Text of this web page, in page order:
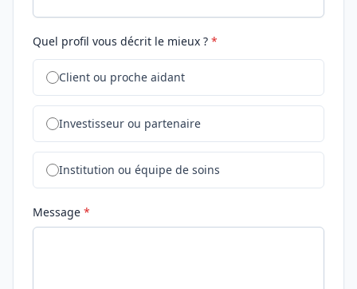
Quel profil vous décrit le mieux ? *
Client ou proche aidant
Investisseur ou partenaire
Institution ou équipe de soins
Message *